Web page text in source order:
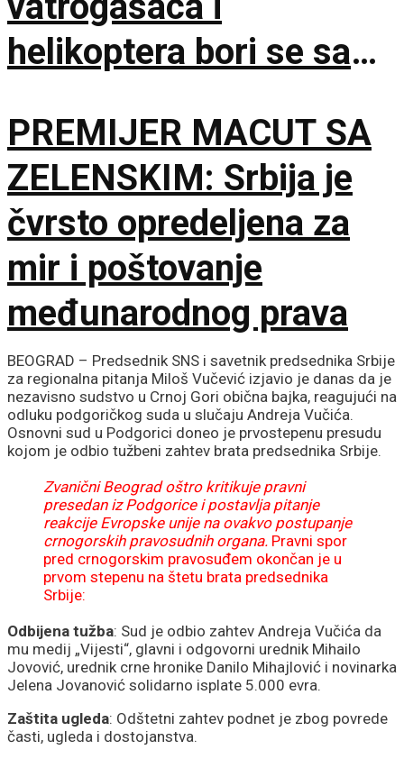
helikoptera bori se sa
PREMIJER MACUT SA
ZELENSKIM: Srbija je
čvrsto opredeljena za
mir i poštovanje
međunarodnog prava
BEOGRAD – Predsednik SNS i savetnik predsednika Srbije
za regionalna pitanja Miloš Vučević izjavio je danas da je
nezavisno sudstvo u Crnoj Gori obična bajka, reagujući na
odluku podgoričkog suda u slučaju Andreja Vučića.
Osnovni sud u Podgorici doneo je prvostepenu presudu
kojom je odbio tužbeni zahtev brata predsednika Srbije.
Zvanični Beograd oštro kritikuje pravni
presedan iz Podgorice i postavlja pitanje
reakcije Evropske unije na ovakvo postupanje
crnogorskih pravosudnih organa. Pravni spor
pred crnogorskim pravosuđem okončan je u
prvom stepenu na štetu brata predsednika
Srbije:
Odbijena tužba: Sud je odbio zahtev Andreja Vučića da
mu medij „Vijesti“, glavni i odgovorni urednik Mihailo
Jovović, urednik crne hronike Danilo Mihajlović i novinarka
Jelena Jovanović solidarno isplate 5.000 evra.
Zaštita ugleda: Odštetni zahtev podnet je zbog povrede
časti, ugleda i dostojanstva.